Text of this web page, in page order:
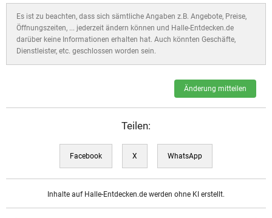
Es ist zu beachten, dass sich sämtliche Angaben z.B. Angebote, Preise,
Öffnungszeiten, ... jederzeit ändern können und Halle-Entdecken.de
darüber keine Informationen erhalten hat. Auch könnten Geschäfte,
Dienstleister, etc. geschlossen worden sein.
Änderung mitteilen
Teilen:
Facebook X WhatsApp
Inhalte auf Halle-Entdecken.de werden ohne KI erstellt.